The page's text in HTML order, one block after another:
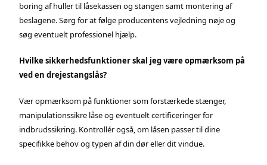
boring af huller til låsekassen og stangen samt montering af
beslagene. Sørg for at følge producentens vejledning nøje og
søg eventuelt professionel hjælp.
Hvilke sikkerhedsfunktioner skal jeg være opmærksom på
ved en drejestangslås?
Vær opmærksom på funktioner som forstærkede stænger,
manipulationssikre låse og eventuelt certificeringer for
indbrudssikring. Kontrollér også, om låsen passer til dine
specifikke behov og typen af din dør eller dit vindue.